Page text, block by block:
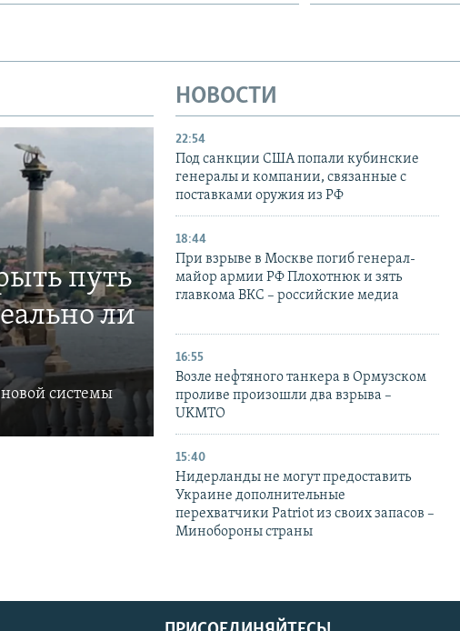
путь
ли
новой системы
НОВОСТИ
22:54
Под санкции США попали кубинские
генералы и компании, связанные с
поставками оружия из РФ
18:44
При взрыве в Москве погиб генерал-
майор армии РФ Плохотнюк и зять
главкома ВКС – российские медиа
16:55
Возле нефтяного танкера в Ормузском
проливе произошли два взрыва –
UKMTO
15:40
Нидерланды не могут предоставить
Украине дополнительные
перехватчики Patriot из своих запасов –
Минобороны страны